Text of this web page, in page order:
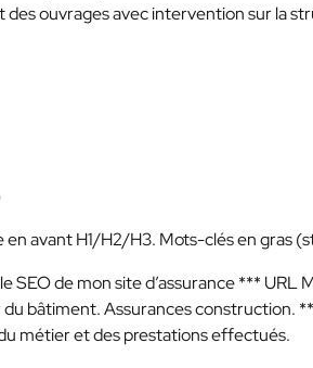
ouvrages avec intervention sur la
avant H1/H2/H3. Mots-clés en gras
SEO de mon site d’assurance*** URL
bâtiment. Assurances construction.
métier et des prestations effectués.